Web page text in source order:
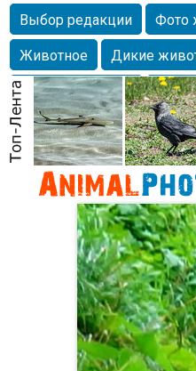
Выбор редакции Фото
Животное
Дикие
Млекопитающие
любимцы
Волгоград
Спаниель